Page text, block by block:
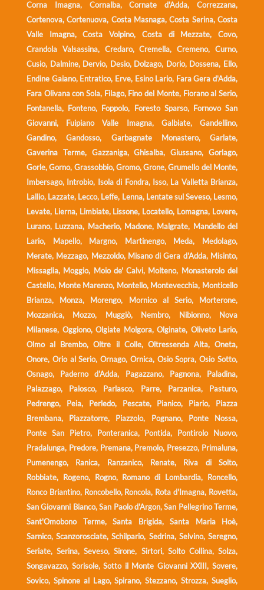
Corna Imagna, Cornalba, Cornate d'Adda, Correzzana,
Cortenova, Cortenuova, Costa Masnaga, Costa Serina, Costa
Valle Imagna, Costa Volpino, Costa di Mezzate, Covo,
Crandola Valsassina, Credaro, Cremella, Cremeno, Curno,
Cusio, Dalmine, Dervio, Desio, Dolzago, Dorio, Dossena, Ello,
Endine Gaiano, Entratico, Erve, Esino Lario, Fara Gera d'Adda,
Fara Olivana con Sola, Filago, Fino del Monte, Fiorano al Serio,
Fontanella, Fonteno, Foppolo, Foresto Sparso, Fornovo San
Giovanni, Fuipiano Valle Imagna, Galbiate, Gandellino,
Gandino, Gandosso, Garbagnate Monastero, Garlate,
Gaverina Terme, Gazzaniga, Ghisalba, Giussano, Gorlago,
Gorle, Gorno, Grassobbio, Gromo, Grone, Grumello del Monte,
Imbersago, Introbio, Isola di Fondra, Isso, La Valletta Brianza,
Lallio, Lazzate, Lecco, Leffe, Lenna, Lentate sul Seveso, Lesmo,
Levate, Lierna, Limbiate, Lissone, Locatello, Lomagna, Lovere,
Lurano, Luzzana, Macherio, Madone, Malgrate, Mandello del
Lario, Mapello, Margno, Martinengo, Meda, Medolago,
Merate, Mezzago, Mezzoldo, Misano di Gera d'Adda, Misinto,
Missaglia, Moggio, Moio de' Calvi, Molteno, Monasterolo del
Castello, Monte Marenzo, Montello, Montevecchia, Monticello
Brianza, Monza, Morengo, Mornico al Serio, Morterone,
Mozzanica, Mozzo, Muggiò, Nembro, Nibionno, Nova
Milanese, Oggiono, Olgiate Molgora, Olginate, Oliveto Lario,
Olmo al Brembo, Oltre il Colle, Oltressenda Alta, Oneta,
Onore, Orio al Serio, Ornago, Ornica, Osio Sopra, Osio Sotto,
Osnago, Paderno d'Adda, Pagazzano, Pagnona, Paladina,
Palazzago, Palosco, Parlasco, Parre, Parzanica, Pasturo,
Pedrengo, Peia, Perledo, Pescate, Pianico, Piario, Piazza
Brembana, Piazzatorre, Piazzolo, Pognano, Ponte Nossa,
Ponte San Pietro, Ponteranica, Pontida, Pontirolo Nuovo,
Pradalunga, Predore, Premana, Premolo, Presezzo, Primaluna,
Pumenengo, Ranica, Ranzanico, Renate, Riva di Solto,
Robbiate, Rogeno, Rogno, Romano di Lombardia, Roncello,
Ronco Briantino, Roncobello, Roncola, Rota d'Imagna, Rovetta,
San Giovanni Bianco, San Paolo d'Argon, San Pellegrino Terme,
Sant'Omobono Terme, Santa Brigida, Santa Maria Hoè,
Sarnico, Scanzorosciate, Schilpario, Sedrina, Selvino, Seregno,
Seriate, Serina, Seveso, Sirone, Sirtori, Solto Collina, Solza,
Songavazzo, Sorisole, Sotto il Monte Giovanni XXIII, Sovere,
Sovico, Spinone al Lago, Spirano, Stezzano, Strozza, Sueglio,